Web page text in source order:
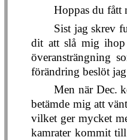
Hoppas du
Sist jag skrev
dit att slå mig
överansträngning
förändring beslöt
Men när Dec.
betämde mig att
vilket ger mycket
kamrater kommit